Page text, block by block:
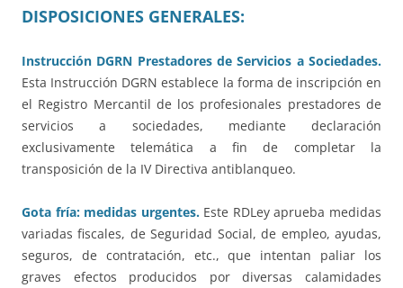
DISPOSICIONES GENERALES:
Instrucción DGRN Prestadores de Servicios a Sociedades.
Esta Instrucción DGRN establece la forma de inscripción en
el Registro Mercantil de los profesionales prestadores de
servicios a sociedades, mediante declaración
exclusivamente telemática a fin de completar la
transposición de la IV Directiva antiblanqueo.
Gota fría: medidas urgentes. Este RDLey aprueba medidas
variadas fiscales, de Seguridad Social, de empleo, ayudas,
seguros, de contratación, etc., que intentan paliar los
graves efectos producidos por diversas calamidades